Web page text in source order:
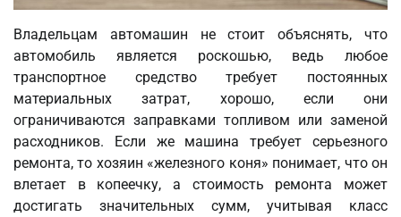
Владельцам автомашин не стоит объяснять, что
автомобиль является роскошью, ведь любое
транспортное средство требует постоянных
материальных затрат, хорошо, если они
ограничиваются заправками топливом или заменой
расходников. Если же машина требует серьезного
ремонта, то хозяин «железного коня» понимает, что он
влетает в копеечку, а стоимость ремонта может
достигать значительных сумм, учитывая класс